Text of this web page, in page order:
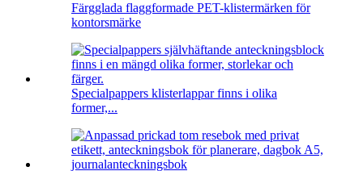
Färgglada flaggformade PET-klistermärken för
kontorsmärke
Specialpappers klisterlappar finns i olika
former,...